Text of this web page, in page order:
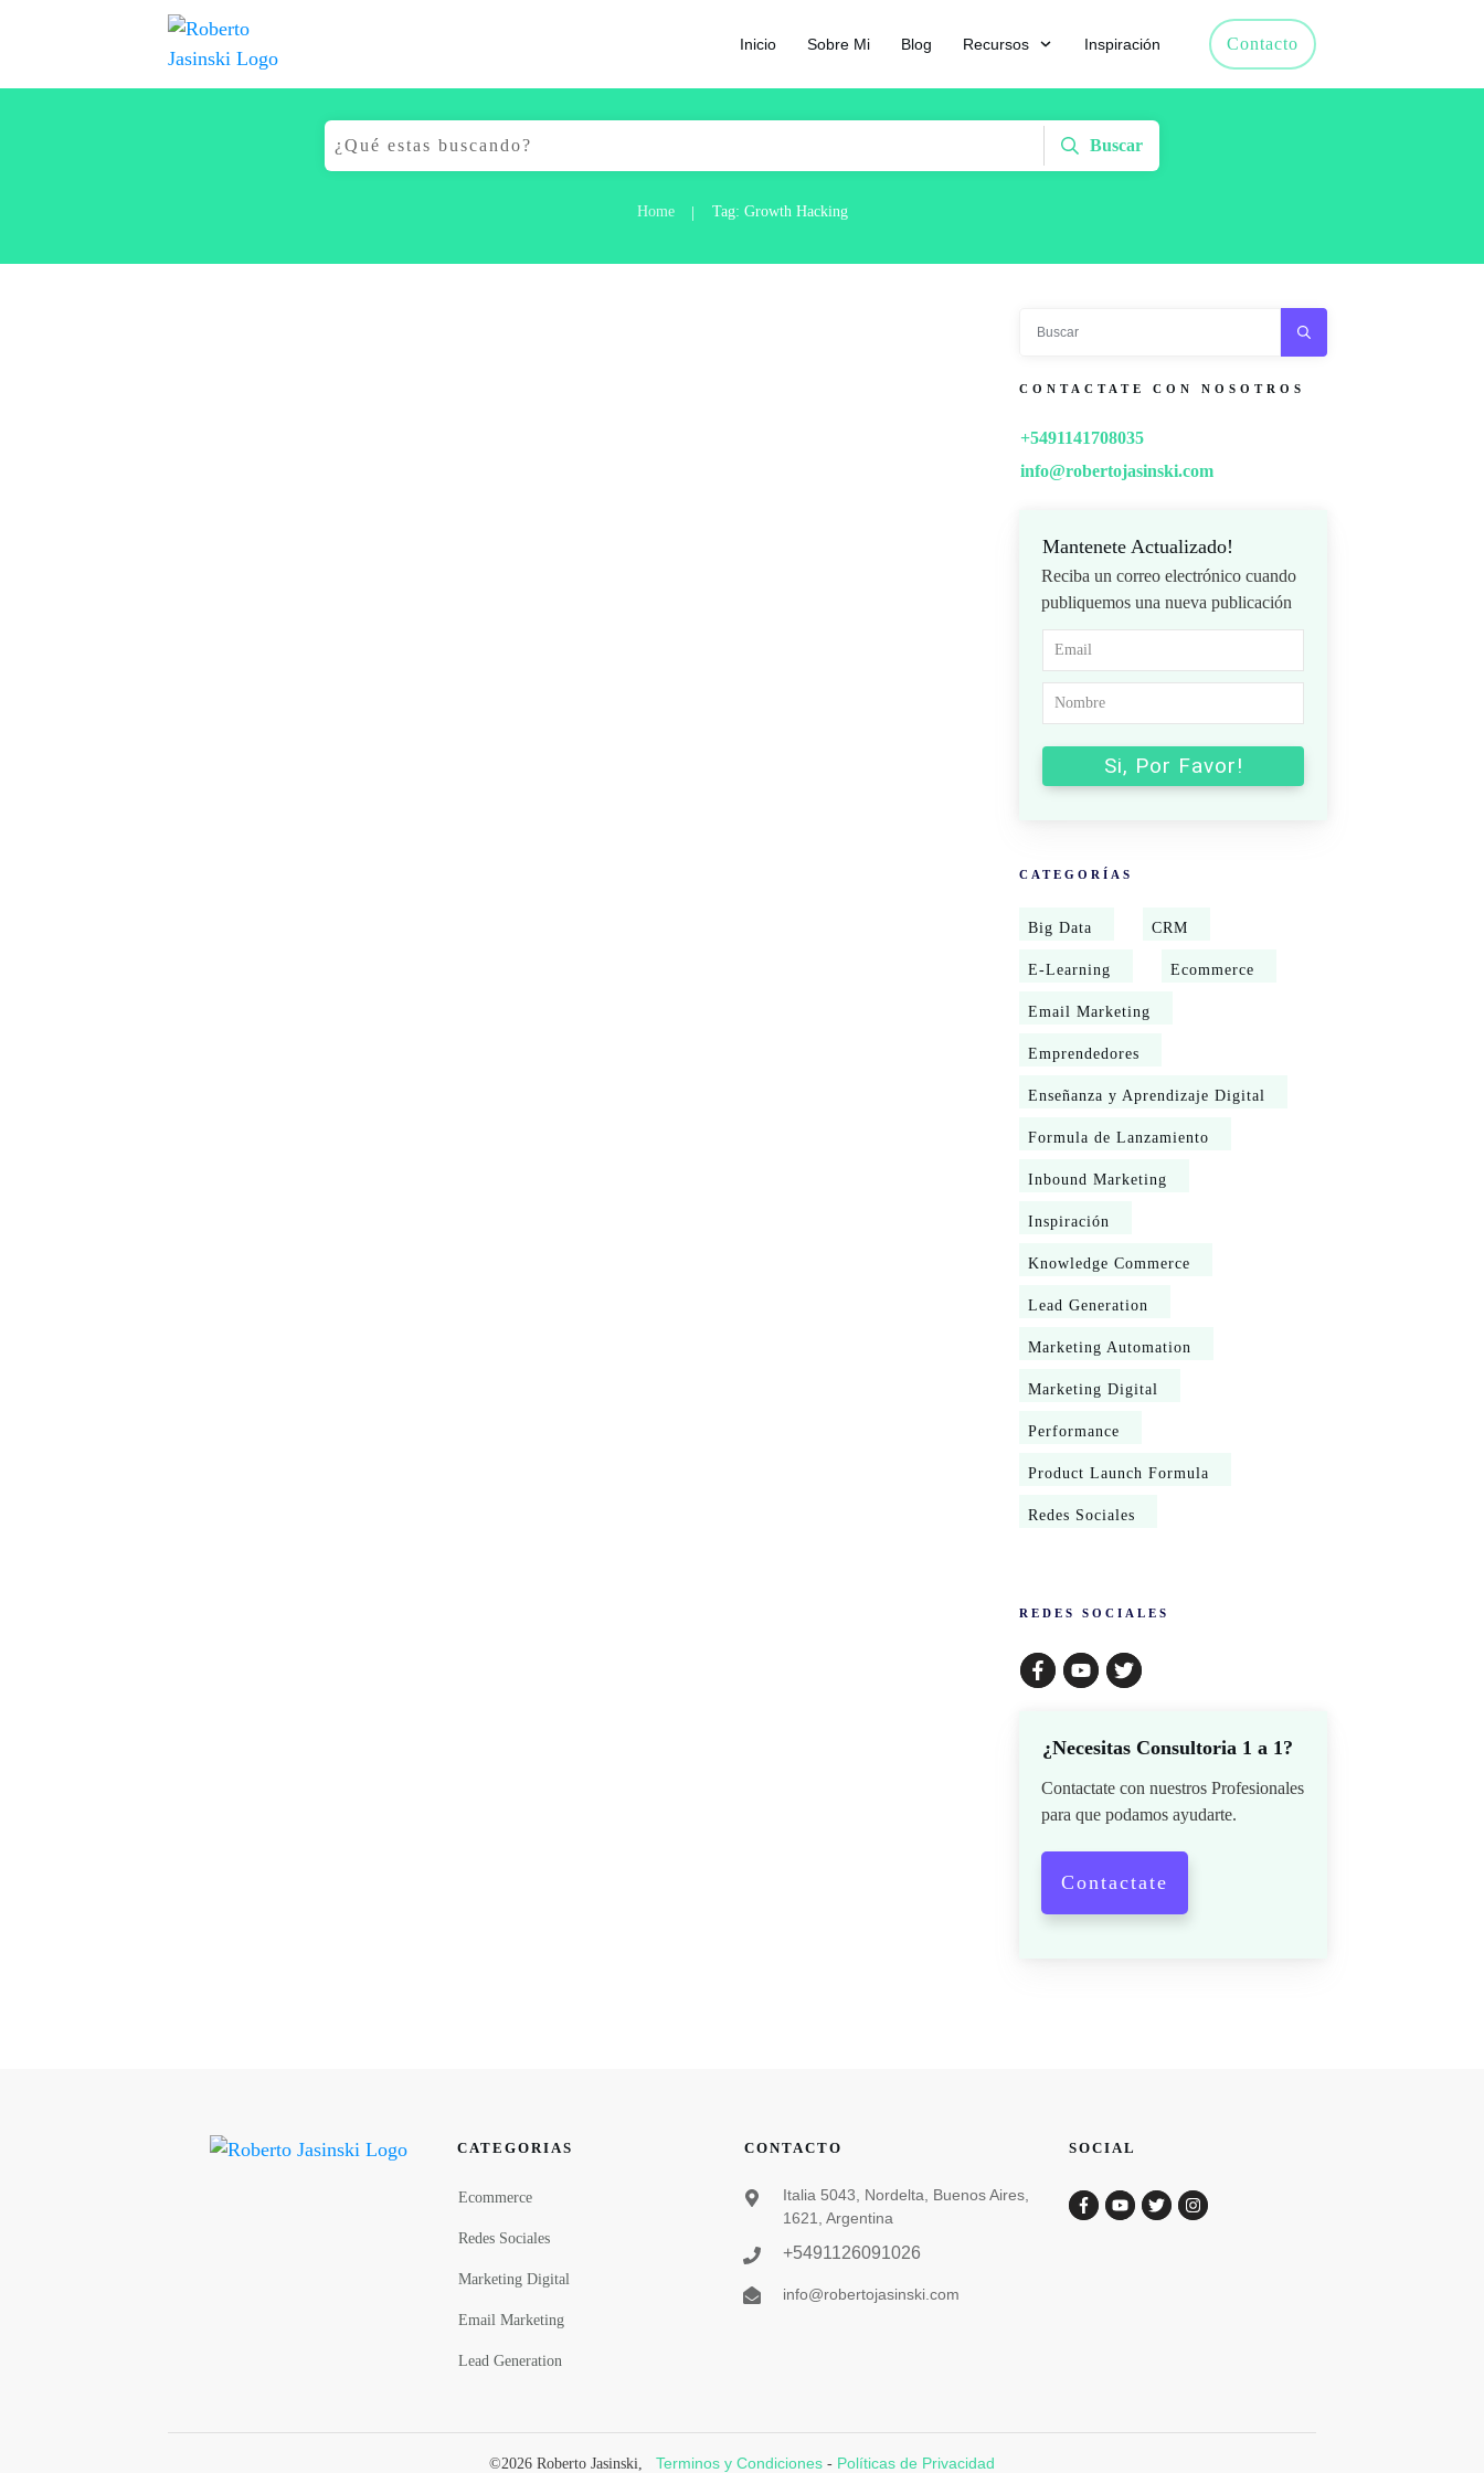
Inicio Sobre Mi Blog Recursos Inspiración Contacto
Buscar
Home | Tag: Growth Hacking
CONTACTATE CON NOSOTROS
+5491141708035
info@robertojasinski.com
Mantenete Actualizado!
Reciba un correo electrónico cuando
publiquemos una nueva publicación
Si, Por Favor!
CATEGORÍAS
Big Data CRM
E-Learning Ecommerce
Email Marketing
Emprendedores
Enseñanza y Aprendizaje Digital
Formula de Lanzamiento
Inbound Marketing
Inspiración
Knowledge Commerce
Lead Generation
Marketing Automation
Marketing Digital
Performance
Product Launch Formula
Redes Sociales
​REDES SOCIALES
¿Necesitas Consultoria 1 a 1?
Contactate con nuestros Profesionales
para que podamos ayudarte.
Contactate
CATEGORIAS
Ecommerce
Redes Sociales
Marketing Digital
Email Marketing
Lead Generation
CONTACTO
Italia 5043, Nordelta, Buenos Aires,
1621, Argentina
+5491126091026
info@robertojasinski.com
SOCIAL
©2026 Roberto Jasinski, Terminos y Condiciones - Políticas de Privacidad